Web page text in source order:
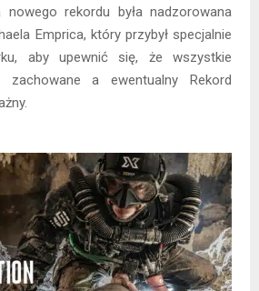
nowego rekordu była nadzorowana
Emprica, który przybył specjalnie
aby upewnić się, że wszystkie
zachowane a ewentualny Rekord